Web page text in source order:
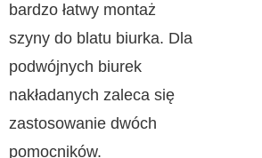
bardzo łatwy montaż
szyny do blatu biurka. Dla
podwójnych biurek
nakładanych zaleca się
zastosowanie dwóch
pomocników.